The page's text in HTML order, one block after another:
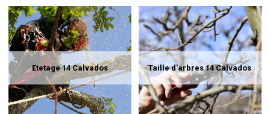
Etetage 14 Calvados Taille d'arbres 14 Calvados